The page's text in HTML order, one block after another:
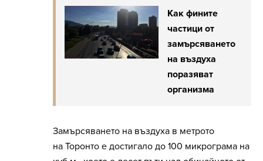
Как фините
частици от
замърсяването
на въздуха
поразяват
организма
Замърсяването на въздуха в метрото
на Торонто е достигало до 100 микрограма на